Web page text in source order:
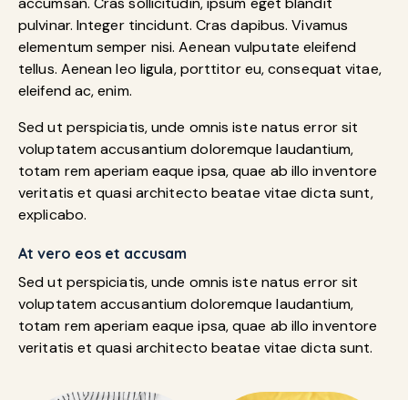
pulvinar. Integer tincidunt. Cras dapibus. Vivamus
elementum semper nisi. Aenean vulputate eleifend
tellus. Aenean leo ligula, porttitor eu, consequat vitae,
eleifend ac, enim.
Sed ut perspiciatis, unde omnis iste natus error sit
voluptatem accusantium doloremque laudantium,
totam rem aperiam eaque ipsa, quae ab illo inventore
veritatis et quasi architecto beatae vitae dicta sunt,
explicabo.
At vero eos et accusam
Sed ut perspiciatis, unde omnis iste natus error sit
voluptatem accusantium doloremque laudantium,
totam rem aperiam eaque ipsa, quae ab illo inventore
veritatis et quasi architecto beatae vitae dicta sunt.